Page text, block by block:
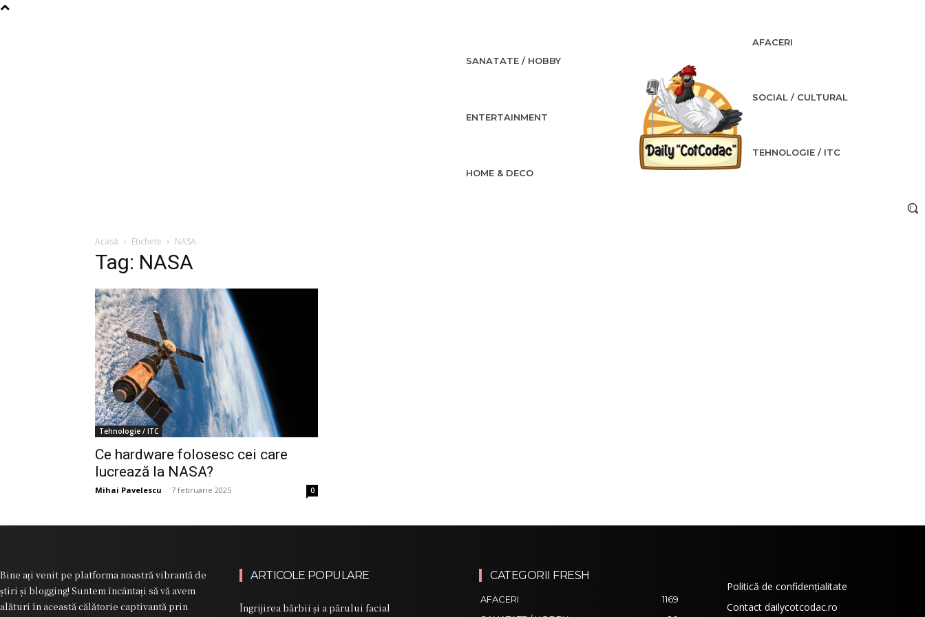
SANATATE / HOBBY
ENTERTAINMENT
HOME & DECO
AFACERI
SOCIAL / CULTURAL
TEHNOLOGIE / ITC
Acasă Etichete NASA
Tag: NASA
Tehnologie / ITC
Ce hardware folosesc cei care
lucrează la NASA?
Mihai Pavelescu - 7 februarie 2025 0
Bine ați venit pe platforma noastră vibrantă de
știri și blogging! Suntem încântați să vă avem
alături în această călătorie captivantă prin
ARTICOLE POPULARE
Îngrijirea bărbii și a părului facial
CATEGORII FRESH
AFACERI
1169
Politică de confidențialitate
Contact dailycotcodac.ro